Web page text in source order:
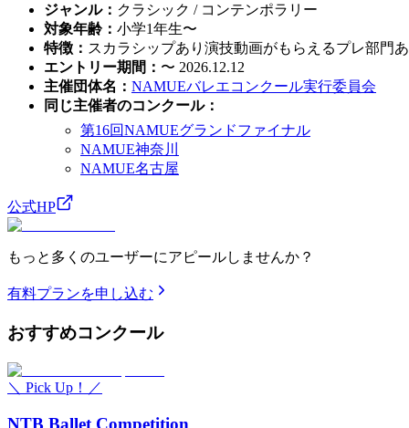
ジャンル： クラシック / コンテンポラリー
対象年齢 ： 小学1年生〜
特徴 ： スカラシップあり 演技動画がもらえるプレ部門
エントリー期間 ： 〜 2026.12.12
主催団体名 ： NAMUEバレエコンクール実行委員会
同じ主催者のコンクール：
第16回NAMUEグランドファイナル
NAMUE神奈川
NAMUE名古屋
公式HP
もっと多くのユーザーにアピールしませんか？
有料プランを申し込む
おすすめコンクール
＼ Pick Up！／